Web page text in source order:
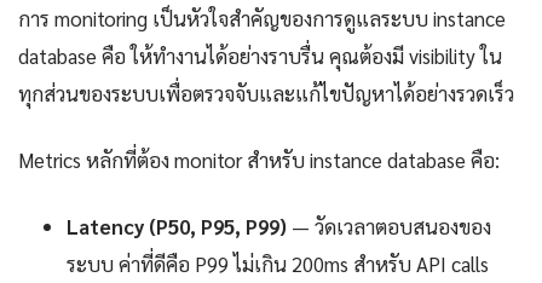
การ monitoring เป็นหัวใจสำคัญของการดูแลระบบ instance
database คือ ให้ทำงานได้อย่างราบรื่น คุณต้องมี visibility ใน
ทุกส่วนของระบบเพื่อตรวจจับและแก้ไขปัญหาได้อย่างรวดเร็ว
Metrics หลักที่ต้อง monitor สำหรับ instance database คือ:
Latency (P50, P95, P99) — วัดเวลาตอบสนองของ
ระบบ ค่าที่ดีคือ P99 ไม่เกิน 200ms สำหรับ API calls